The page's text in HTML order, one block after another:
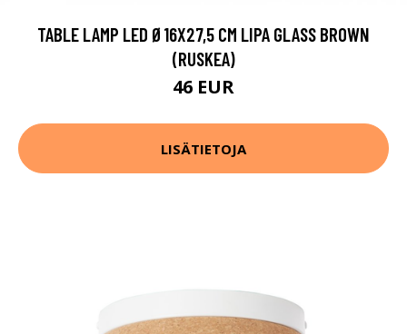
TABLE LAMP LED Ø16X27,5 CM LIPA GLASS BROWN
(RUSKEA)
46 EUR
LISÄTIETOJA